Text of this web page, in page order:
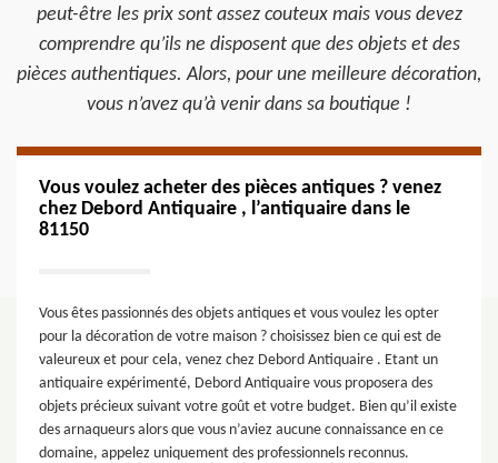
peut-être les prix sont assez couteux mais vous devez
comprendre qu’ils ne disposent que des objets et des
pièces authentiques. Alors, pour une meilleure décoration,
vous n’avez qu’à venir dans sa boutique !
Vous voulez acheter des pièces antiques ? venez
chez Debord Antiquaire , l’antiquaire dans le
81150
Vous êtes passionnés des objets antiques et vous voulez les opter
pour la décoration de votre maison ? choisissez bien ce qui est de
valeureux et pour cela, venez chez Debord Antiquaire . Etant un
antiquaire expérimenté, Debord Antiquaire vous proposera des
objets précieux suivant votre goût et votre budget. Bien qu’il existe
des arnaqueurs alors que vous n’aviez aucune connaissance en ce
domaine, appelez uniquement des professionnels reconnus.